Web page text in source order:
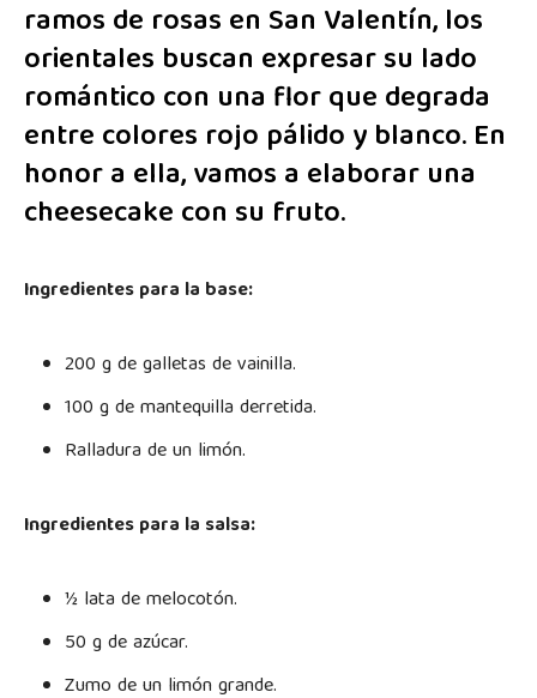
ramos de rosas en San Valentín, los
orientales buscan expresar su lado
romántico con una flor que degrada
entre colores rojo pálido y blanco. En
honor a ella, vamos a elaborar una
cheesecake con su fruto.
Ingredientes para la base:
200 g de galletas de vainilla.
100 g de mantequilla derretida.
Ralladura de un limón.
Ingredientes para la salsa:
½ lata de melocotón.
50 g de azúcar.
Zumo de un limón grande.